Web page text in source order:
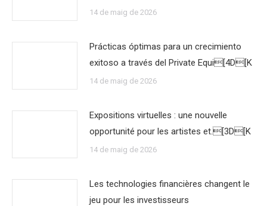
14 de maig de 2026
Prácticas óptimas para un crecimiento
exitoso a través del Private Equi[4D[K
14 de maig de 2026
Expositions virtuelles : une nouvelle
opportunité pour les artistes et.[3D[K
14 de maig de 2026
Les technologies financières changent le
jeu pour les investisseurs